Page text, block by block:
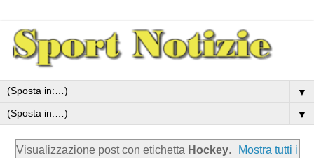
▼
▼
Visualizzazione post con etichetta Hockey.
Mostra tutti i